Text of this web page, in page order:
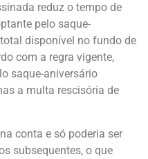
reduz o tempo de
pelo saque-
disponível no fundo de
com a regra vigente,
saque-aniversário
a multa rescisória de
conta e só poderia ser
subsequentes, o que